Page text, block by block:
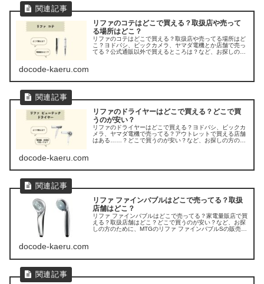
リファのコテはどこで買える？取扱店や売って
る場所はどこ？
リファのコテはどこで買える？取扱店や売ってる場所はど
こ？ヨドバシ、ビックカメラ、ヤマダ電機とか店舗で売っ
てる？公式通販以外で買えるところは？など、お探しの方
docode-kaeru.com
リファのドライヤーはどこで買える？どこで買
うのが安い？
リファのドライヤーはどこで買える？ヨドバシ、ビックカ
メラ、ヤマダ電機で売ってる？アウトレットで買える店舗
はある……？どこで買うのが安い？など、お探しの方のた
docode-kaeru.com
リファ ファインバブルはどこで売ってる？取扱
店舗はどこ？
リファ ファインバブルはどこで売ってる？家電量販店で買
える？取扱店舗はどこ？どこで買うのが安い？など、お探
しの方のために、MTGのリファ ファインバブルSの販売店
docode-kaeru.com